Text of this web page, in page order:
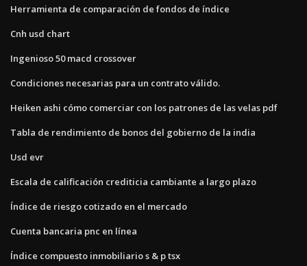
Herramienta de comparación de fondos de índice
Cnh usd chart
Ingenioso 50 macd crossover
Condiciones necesarias para un contrato válido.
Heiken ashi cómo comerciar con los patrones de las velas pdf
Tabla de rendimiento de bonos del gobierno de la india
Usd evr
Escala de calificación crediticia cambiante a largo plazo
Índice de riesgo cotizado en el mercado
Cuenta bancaria pnc en línea
Índice compuesto inmobiliario s & p tsx